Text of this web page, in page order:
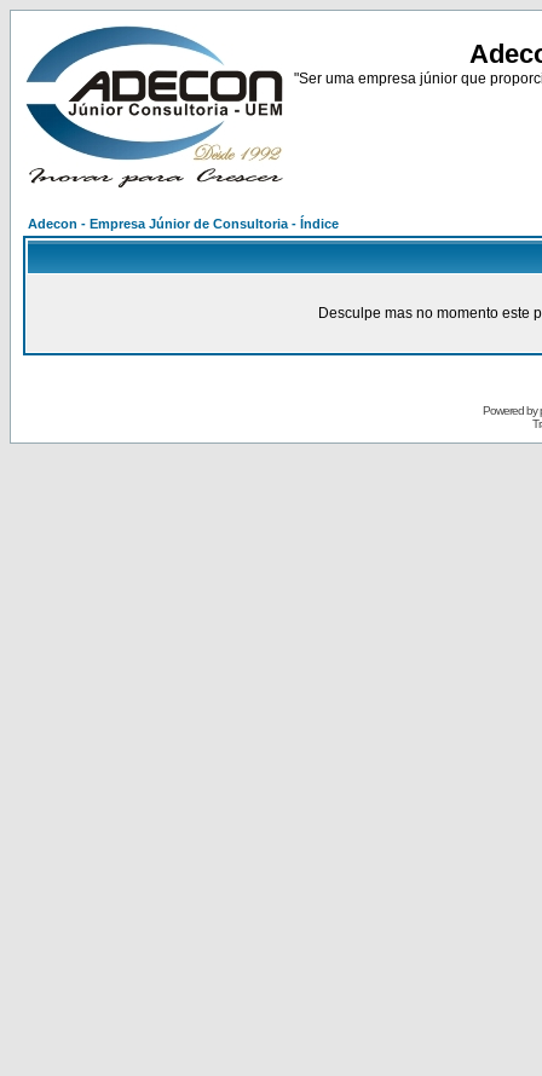
"Ser uma empresa júnior que
Adecon - Empresa Júnior de Consultoria - Índice
Desculpe mas no momento este
Powered by